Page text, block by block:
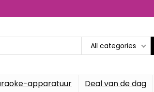
All categories
apparatuur Deal van de dag